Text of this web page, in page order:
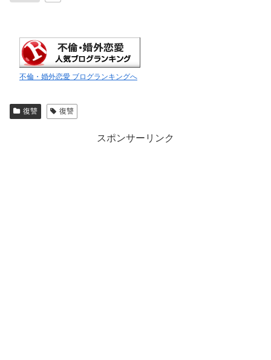
不倫・婚外恋愛 ブログランキングへ
復讐 復讐
スポンサーリンク